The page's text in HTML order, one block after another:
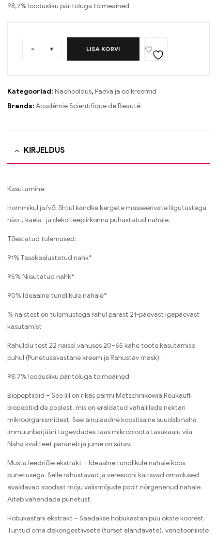
98,7% loodusliku päritoluga toimeained.
- + LISA KORVI
Kategooriad: Näohooldus, Päeva ja öö kreemid
Brands: Académie Scientifique de Beauté
KIRJELDUS
Kasutamine:
Hommikul ja/või õhtul kandke kergete masseerivate liigutustega
näo-, kaela- ja dekolteepiirkonna puhastatud nahale.
Tõestatud tulemused:
91% Tasakaalustatud nahk*
95% Niisutatud nahk*
90% Ideaalne tundlikule nahale*
% naistest on tulemustega rahul pärast 21-päevast igapäevast
kasutamist
Rahulolu test 22 naisel vanuses 20–65 kahe toote kasutamise
puhul (Punetusevastane kreem ja Rahustav mask).
98,7% loodusliku päritoluga toimeained
Biopeptiidid – See lill on rikas pärmi Metschnikowia Reukaufii
biopeptiidide poolest, mis on eraldatud vahalillede nektari
mikroorganismidest. See ainulaadne koostisaine suudab naha
immuunbarjääri tugevdades taas mikrobioota tasakaalu viia.
Naha kvaliteet paraneb ja jume on särav.
Musta leedriõie ekstrakt – Ideaalne tundlikule nahale koos
punetusega. Selle rahustavad ja veresooni kaitsvad omadused
avaldavad soodsat mõju välismõjude poolt nõrgenenud nahale.
Aitab vähendada punetust.
Hobukastani ekstrakt – Saadakse hobukastanipuu okste koorest.
Tuntud oma dekongestiivsete (turset alandavate), venotooniliste